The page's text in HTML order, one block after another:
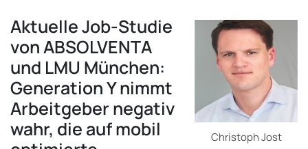
Christoph Jost
Aktuelle Job-Studie
von ABSOLVENTA
und LMU München:
Generation Y nimmt
Arbeitgeber negativ
wahr, die auf mobil